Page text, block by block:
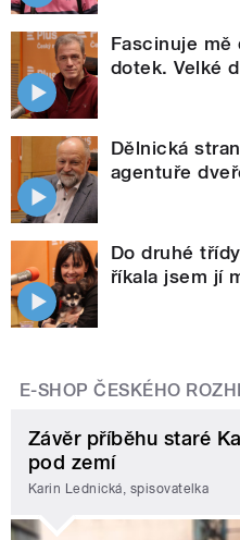
Fascinuje mě
dotek. Velké
Dělnická
agentuře
Do druhé
říkala jsem jí
E-SHOP ČESKÉHO
Závěr příběhu staré
pod zemí
Karin Lednická, spisovatelka